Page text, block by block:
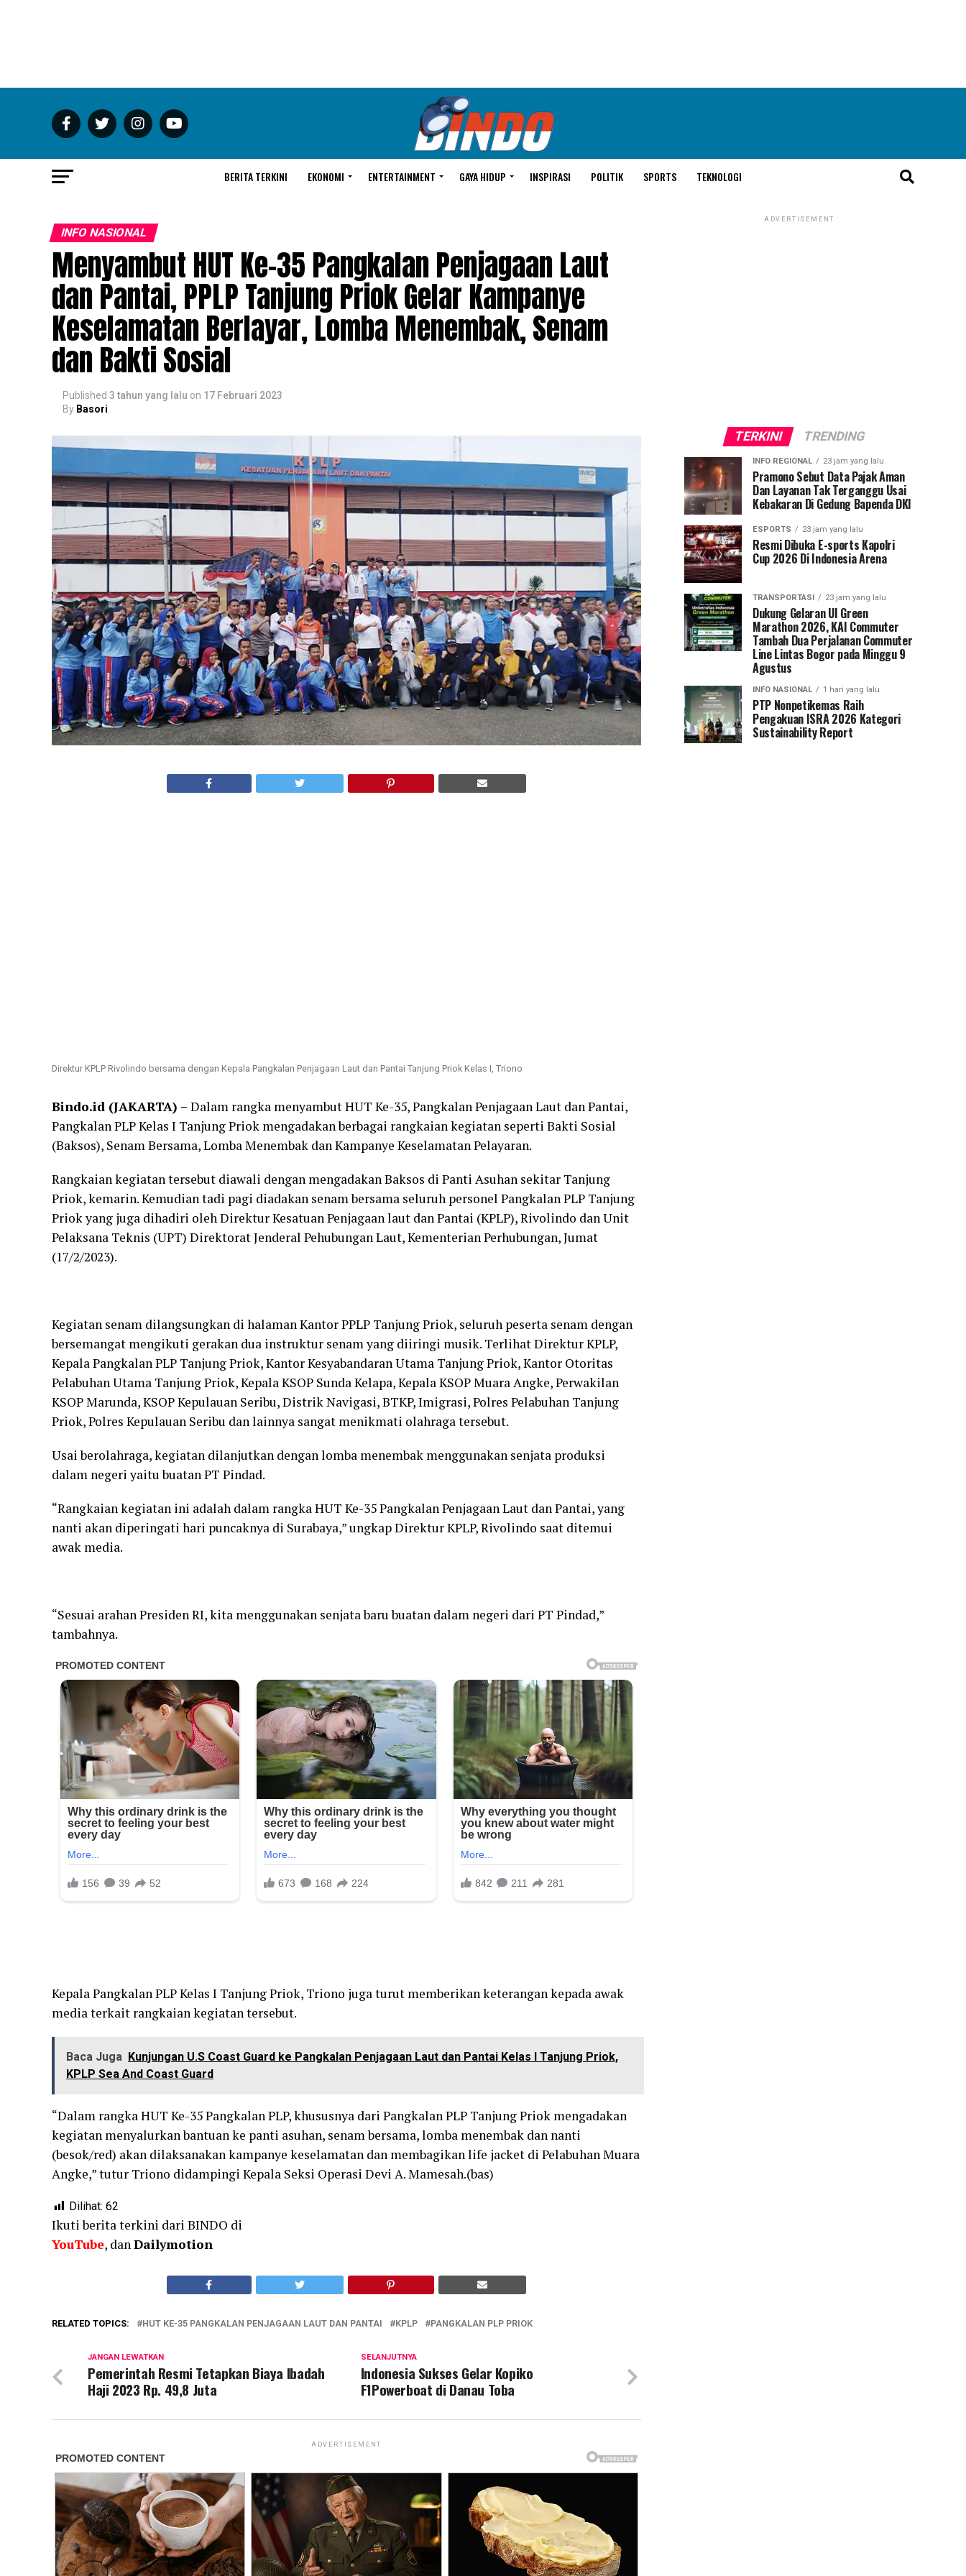
BERITA TERKINI EKONOMI ENTERTAINMENT GAYA HIDUP INSPIRASI POLITIK SPORTS TEKNOLOGI
INFO NASIONAL
Menyambut HUT Ke-35 Pangkalan Penjagaan Laut
dan Pantai, PPLP Tanjung Priok Gelar Kampanye
Keselamatan Berlayar, Lomba Menembak, Senam
dan Bakti Sosial
Published 3 tahun yang lalu on 17 Februari 2023
By Basori
Direktur KPLP Rivolindo bersama dengan Kepala Pangkalan Penjagaan Laut dan Pantai Tanjung Priok Kelas I, Triono
Bindo.id (JAKARTA) – Dalam rangka menyambut HUT Ke-35, Pangkalan Penjagaan Laut dan Pantai,
Pangkalan PLP Kelas I Tanjung Priok mengadakan berbagai rangkaian kegiatan seperti Bakti Sosial
(Baksos), Senam Bersama, Lomba Menembak dan Kampanye Keselamatan Pelayaran.
Rangkaian kegiatan tersebut diawali dengan mengadakan Baksos di Panti Asuhan sekitar Tanjung
Priok, kemarin. Kemudian tadi pagi diadakan senam bersama seluruh personel Pangkalan PLP Tanjung
Priok yang juga dihadiri oleh Direktur Kesatuan Penjagaan laut dan Pantai (KPLP), Rivolindo dan Unit
Pelaksana Teknis (UPT) Direktorat Jenderal Pehubungan Laut, Kementerian Perhubungan, Jumat
(17/2/2023).
Kegiatan senam dilangsungkan di halaman Kantor PPLP Tanjung Priok, seluruh peserta senam dengan
bersemangat mengikuti gerakan dua instruktur senam yang diiringi musik. Terlihat Direktur KPLP,
Kepala Pangkalan PLP Tanjung Priok, Kantor Kesyabandaran Utama Tanjung Priok, Kantor Otoritas
Pelabuhan Utama Tanjung Priok, Kepala KSOP Sunda Kelapa, Kepala KSOP Muara Angke, Perwakilan
KSOP Marunda, KSOP Kepulauan Seribu, Distrik Navigasi, BTKP, Imigrasi, Polres Pelabuhan Tanjung
Priok, Polres Kepulauan Seribu dan lainnya sangat menikmati olahraga tersebut.
Usai berolahraga, kegiatan dilanjutkan dengan lomba menembak menggunakan senjata produksi
dalam negeri yaitu buatan PT Pindad.
“Rangkaian kegiatan ini adalah dalam rangka HUT Ke-35 Pangkalan Penjagaan Laut dan Pantai, yang
nanti akan diperingati hari puncaknya di Surabaya,” ungkap Direktur KPLP, Rivolindo saat ditemui
awak media.
“Sesuai arahan Presiden RI, kita menggunakan senjata baru buatan dalam negeri dari PT Pindad,”
tambahnya.
Kepala Pangkalan PLP Kelas I Tanjung Priok, Triono juga turut memberikan keterangan kepada awak
media terkait rangkaian kegiatan tersebut.
Baca Juga Kunjungan U.S Coast Guard ke Pangkalan Penjagaan Laut dan Pantai Kelas I Tanjung Priok,
KPLP Sea And Coast Guard
“Dalam rangka HUT Ke-35 Pangkalan PLP, khususnya dari Pangkalan PLP Tanjung Priok mengadakan
kegiatan menyalurkan bantuan ke panti asuhan, senam bersama, lomba menembak dan nanti
(besok/red) akan dilaksanakan kampanye keselamatan dan membagikan life jacket di Pelabuhan Muara
Angke,” tutur Triono didampingi Kepala Seksi Operasi Devi A. Mamesah.(bas)
Dilihat: 62
Ikuti berita terkini dari BINDO di
YouTube, danDailymotion
RELATED TOPICS: HUT KE-35 PANGKALAN PENJAGAAN LAUT DAN PANTAI KPLP PANGKALAN PLP PRIOK
SELANJUTNYA
Indonesia Sukses Gelar Kopiko
F1Powerboat di Danau Toba
JANGAN LEWATKAN
Pemerintah Resmi Tetapkan Biaya Ibadah
Haji 2023 Rp. 49,8 Juta
ADVERTISEMENT
ADVERTISEMENT
TERKINI TRENDING
INFO REGIONAL 23 jam yang lalu
Pramono Sebut Data Pajak Aman
Dan Layanan Tak Terganggu Usai
Kebakaran Di Gedung Bapenda DKI
ESPORTS 23 jam yang lalu
Resmi Dibuka E-sports Kapolri
Cup 2026 Di Indonesia Arena
TRANSPORTASI 23 jam yang lalu
Dukung Gelaran UI Green
Marathon 2026, KAI Commuter
Tambah Dua Perjalanan Commuter
Line Lintas Bogor pada Minggu 9
Agustus
INFO NASIONAL 1 hari yang lalu
PTP Nonpetikemas Raih
Pengakuan ISRA 2026 Kategori
Sustainability Report